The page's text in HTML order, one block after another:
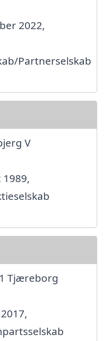
2022,
Partnerselskab
V
Tjæreborg